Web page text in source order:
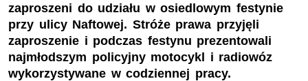
zaproszeni do udziału w osiedlowym festynie
przy ulicy Naftowej. Stróże prawa przyjęli
zaproszenie i podczas festynu prezentowali
najmłodszym policyjny motocykl i radiowóz
wykorzystywane w codziennej pracy.